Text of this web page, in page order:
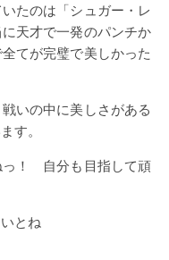
たのは「シュガー・レ
天才で一発のパンチか
てが完璧で美しかった
いの中に美しさがある
す。
っ！ 自分も目指して頑
とね